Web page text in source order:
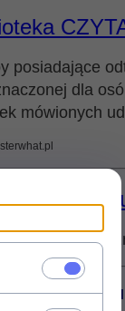
posiadające
dla
mówionych
do